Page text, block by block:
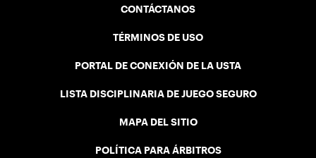
CONTÁCTANOS
TÉRMINOS DE USO
PORTAL DE CONEXIÓN DE LA USTA
LISTA DISCIPLINARIA DE JUEGO SEGURO
MAPA DEL SITIO
POLÍTICA PARA ÁRBITROS